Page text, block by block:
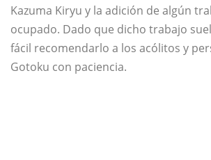
Kazuma Kiryu y la adición de algún
ocupado. Dado que dicho trabajo
fácil recomendarlo a los acólitos y
Gotoku con paciencia.